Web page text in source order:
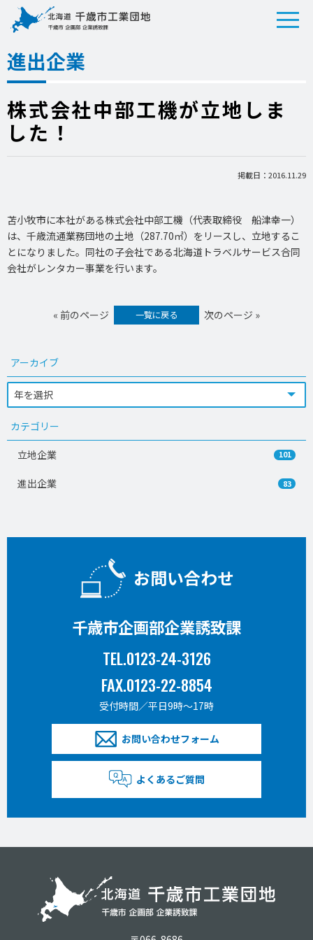
進出企業
株式会社中部工機が立地しま
した！
掲載日：2016.11.29
苫小牧市に本社がある株式会社中部工機（代表取締役 船津幸一）
は、千歳流通業務団地の土地（287.70㎡）をリースし、立地するこ
とになりました。同社の子会社である北海道トラベルサービス合同
会社がレンタカー事業を行います。
« 前のページ 一覧に戻る 次のページ »
アーカイブ
カテゴリー
立地企業 101
進出企業 83
お問い合わせ
千歳市企画部企業誘致課
TEL.0123-24-3126
FAX.0123-22-8854
受付時間／平日9時〜17時
お問い合わせフォーム
よくあるご質問